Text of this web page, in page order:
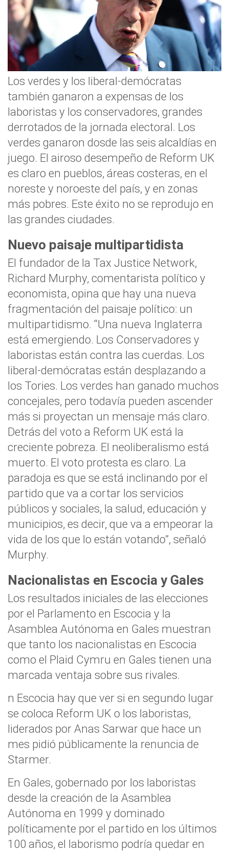
Los verdes y los liberal-demócratas
también ganaron a expensas de los
laboristas y los conservadores, grandes
derrotados de la jornada electoral. Los
verdes ganaron dosde las seis alcaldías en
juego. El airoso desempeño de Reform UK
es claro en pueblos, áreas costeras, en el
noreste y noroeste del país, y en zonas
más pobres. Este éxito no se reprodujo en
las grandes ciudades.
Nuevo paisaje multipartidista
El fundador de la Tax Justice Network,
Richard Murphy, comentarista político y
economista, opina que hay una nueva
fragmentación del paisaje político: un
multipartidismo. “Una nueva Inglaterra
está emergiendo. Los Conservadores y
laboristas están contra las cuerdas. Los
liberal-demócratas están desplazando a
los Tories. Los verdes han ganado muchos
concejales, pero todavía pueden ascender
más si proyectan un mensaje más claro.
Detrás del voto a Reform UK está la
creciente pobreza. El neoliberalismo está
muerto. El voto protesta es claro. La
paradoja es que se está inclinando por el
partido que va a cortar los servicios
públicos y sociales, la salud, educación y
municipios, es decir, que va a empeorar la
vida de los que lo están votando”, señaló
Murphy.
Nacionalistas en Escocia y Gales
Los resultados iniciales de las elecciones
por el Parlamento en Escocia y la
Asamblea Autónoma en Gales muestran
que tanto los nacionalistas en Escocia
como el Plaid Cymru en Gales tienen una
marcada ventaja sobre sus rivales.
n Escocia hay que ver si en segundo lugar
se coloca Reform UK o los laboristas,
liderados por Anas Sarwar que hace un
mes pidió públicamente la renuncia de
Starmer.
En Gales, gobernado por los laboristas
desde la creación de la Asamblea
Autónoma en 1999 y dominado
políticamente por el partido en los últimos
100 años, el laborismo podría quedar en